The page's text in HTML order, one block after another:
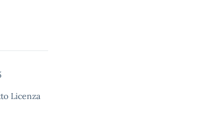
Licenza